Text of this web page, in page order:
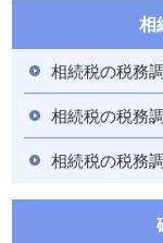
相
相続税の税務
相続税の税務
相続税の税務